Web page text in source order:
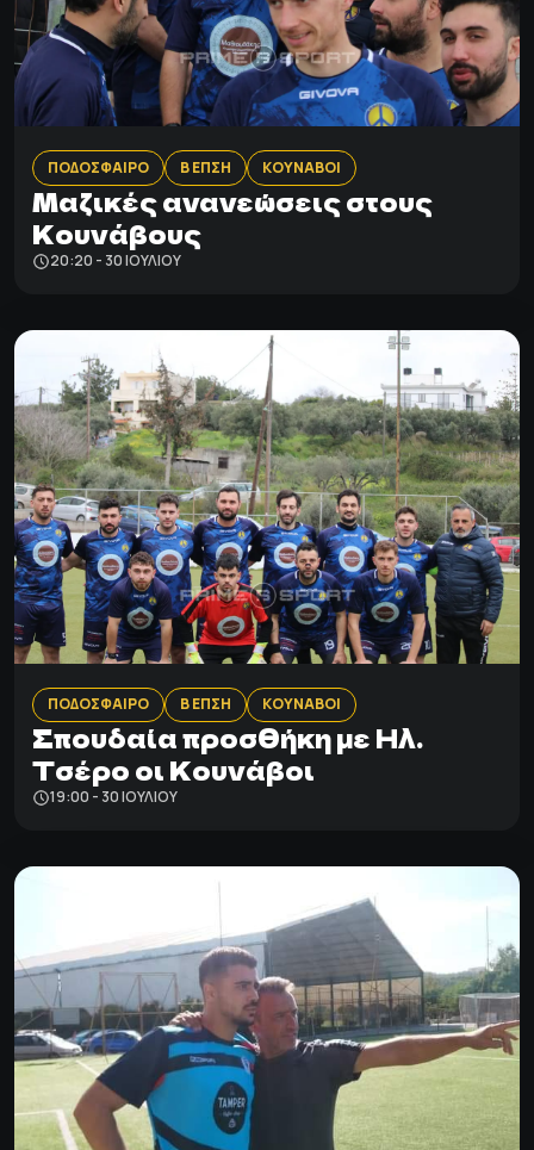
ΠΟΔΟΣΦΑΙΡΟ Β ΕΠΣΗ ΚΟΥΝΑΒΟΙ
Μαζικές ανανεώσεις στους
Κουνάβους
20:20 - 30 ΙΟΥΛΊΟΥ
ΠΟΔΟΣΦΑΙΡΟ Β ΕΠΣΗ ΚΟΥΝΑΒΟΙ
Σπουδαία προσθήκη με Ηλ.
Τσέρο οι Κουνάβοι
19:00 - 30 ΙΟΥΛΊΟΥ